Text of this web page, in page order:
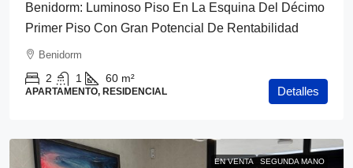
Benidorm: Luminoso Piso En La Esquina Del Décimo
Primer Piso Con Gran Potencial De Rentabilidad
Benidorm
2 1 60 m²
APARTAMENTO, RESIDENCIAL Detalles
EN VENTA SEGUNDA MANO